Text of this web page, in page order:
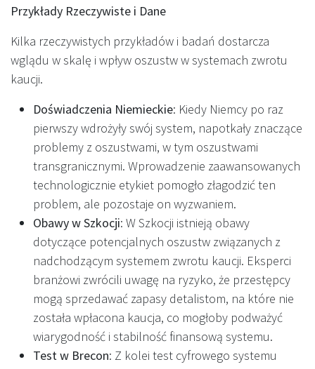
Przykłady Rzeczywiste i Dane
Kilka rzeczywistych przykładów i badań dostarcza
wglądu w skalę i wpływ oszustw w systemach zwrotu
kaucji.
Doświadczenia Niemieckie: Kiedy Niemcy po raz
pierwszy wdrożyły swój system, napotkały znaczące
problemy z oszustwami, w tym oszustwami
transgranicznymi. Wprowadzenie zaawansowanych
technologicznie etykiet pomogło złagodzić ten
problem, ale pozostaje on wyzwaniem.
Obawy w Szkocji: W Szkocji istnieją obawy
dotyczące potencjalnych oszustw związanych z
nadchodzącym systemem zwrotu kaucji. Eksperci
branżowi zwrócili uwagę na ryzyko, że przestępcy
mogą sprzedawać zapasy detalistom, na które nie
została wpłacona kaucja, co mogłoby podważyć
wiarygodność i stabilność finansową systemu.
Test w Brecon: Z kolei test cyfrowego systemu